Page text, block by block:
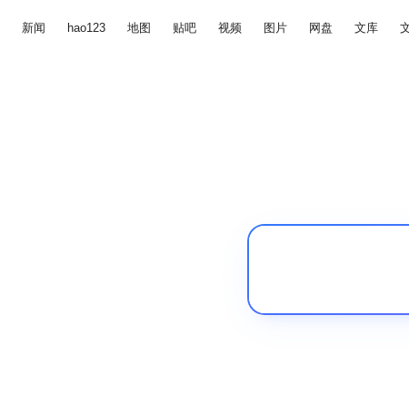
新闻 hao123 地图 贴吧 视频 图片 网盘 文库